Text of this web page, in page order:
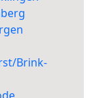
Brink-